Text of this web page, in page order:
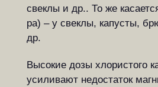
свеклы и др.. То же
ра) – у свек­лы, ка­пу­с­ты,
др.
Высокие дозы хлористого
усиливают недостаток